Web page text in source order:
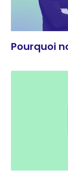
Pourquoi